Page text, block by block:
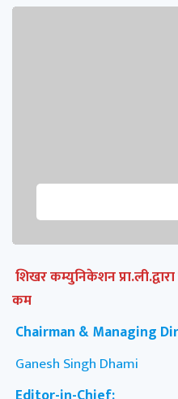
शिखर कम्युनिकेशन
कम
Chairman & Managing
Ganesh Singh Dhami